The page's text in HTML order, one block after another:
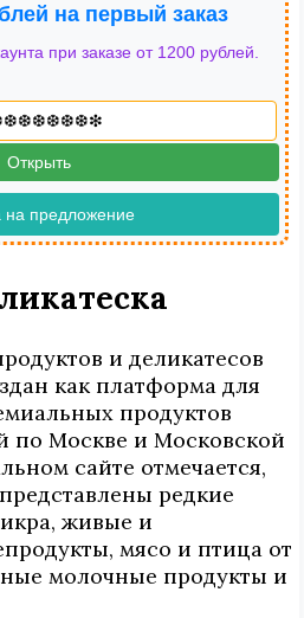
на первый заказ
при заказе от 1200 рублей.
Открыть
на предложение
и деликатесов
как платформа для
продуктов
по Москве и Московской
сайте отмечается,
редкие
живые и
мясо и птица от
молочные продукты и